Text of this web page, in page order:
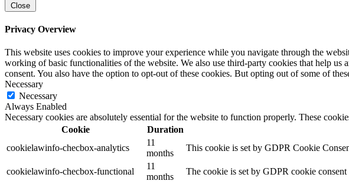
Close
Privacy Overview
This website uses cookies to improve your experience while you navigate through the
working of basic functionalities of the website. We also use third-party cookies that help
consent. You also have the option to opt-out of these cookies. But opting out of some of
Necessary
Necessary
Always Enabled
Necessary cookies are absolutely essential for the website to function properly. These
Cookie
Duration
cookielawinfo-checbox-analytics
11
months
This cookie is set by GDPR Cookie
cookielawinfo-checbox-functional
11
months
The cookie is set by GDPR cookie